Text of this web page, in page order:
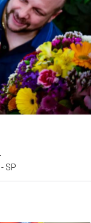
SP